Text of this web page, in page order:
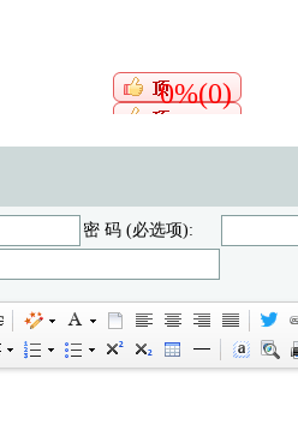
0%(0)
密 码 (必选项):